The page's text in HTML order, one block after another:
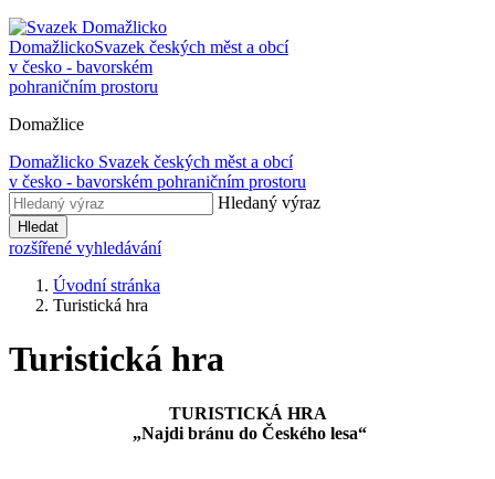
DomažlickoSvazek českých měst a obcí
v česko - bavorském
pohraničním prostoru
Domažlice
Domažlicko Svazek českých měst a obcí
v česko - bavorském pohraničním prostoru
Hledaný výraz
Hledat
rozšířené vyhledávání
Úvodní stránka
Turistická hra
Turistická hra
TURISTICKÁ HRA
„Najdi bránu do Českého lesa“